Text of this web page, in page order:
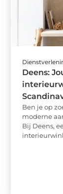
Deens:
Ben je op
moderne
Bij Deens,